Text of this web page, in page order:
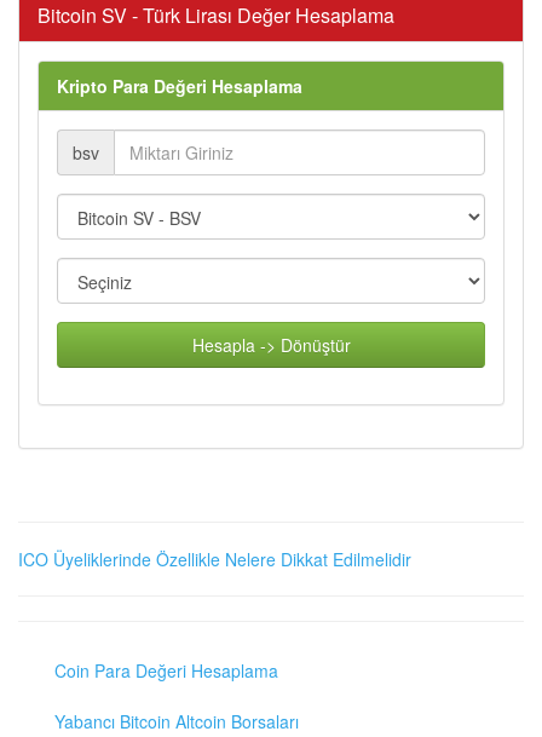
Bitcoin SV - Türk Lirası Değer Hesaplama
Kripto Para Değeri Hesaplama
bsv
Hesapla -> Dönüştür
ICO Üyeliklerinde Özellikle Nelere Dikkat Edilmelidir
Coin Para Değeri Hesaplama
Yabancı Bitcoin Altcoin Borsaları